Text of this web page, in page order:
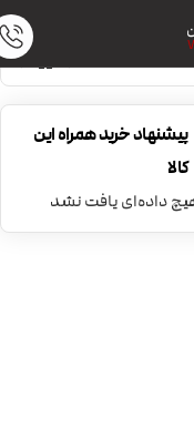
پیشنهاد خرید همراه این
کالا
داده‌ای یافت نشد